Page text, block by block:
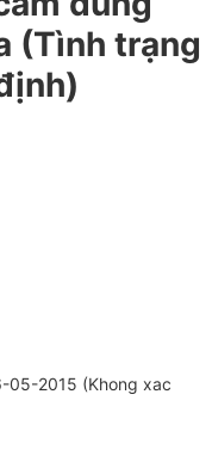
(Tình trạng
05-2015 (Khong xac